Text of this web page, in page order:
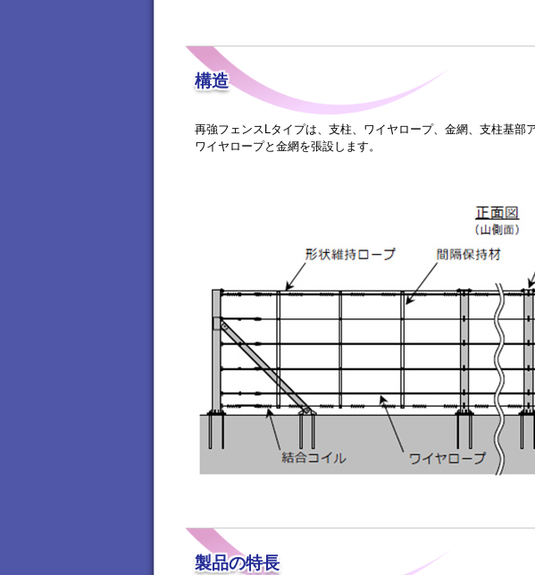
構造
再強フェンスLタイプは、支柱、ワイヤロープ、金網、支柱基
ワイヤロープと金網を張設します。
製品の特長